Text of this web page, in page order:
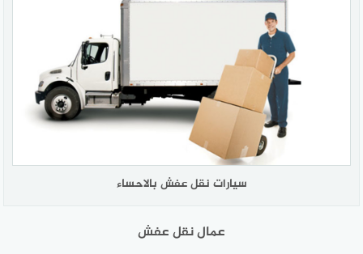
سيارات نقل عفش بالاحساء
عمال نقل عفش